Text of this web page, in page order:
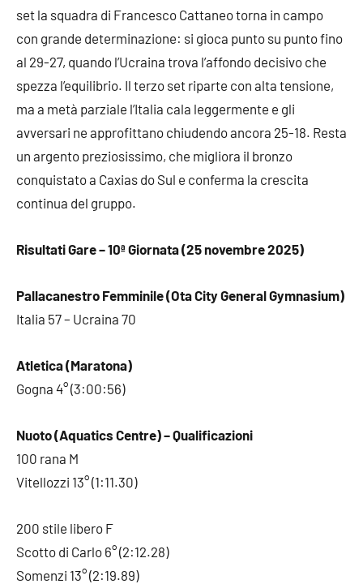
set la squadra di Francesco Cattaneo torna in campo
con grande determinazione: si gioca punto su punto fino
al 29-27, quando l’Ucraina trova l’affondo decisivo che
spezza l’equilibrio. Il terzo set riparte con alta tensione,
ma a metà parziale l’Italia cala leggermente e gli
avversari ne approfittano chiudendo ancora 25-18. Resta
un argento preziosissimo, che migliora il bronzo
conquistato a Caxias do Sul e conferma la crescita
continua del gruppo.
Risultati Gare – 10ª Giornata (25 novembre 2025)
Pallacanestro Femminile (Ota City General Gymnasium)
Italia 57 – Ucraina 70
Atletica (Maratona)
Gogna 4° (3:00:56)
Nuoto (Aquatics Centre) – Qualificazioni
100 rana M
Vitellozzi 13° (1:11.30)
200 stile libero F
Scotto di Carlo 6° (2:12.28)
Somenzi 13° (2:19.89)